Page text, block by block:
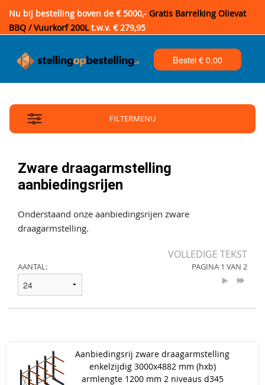
Nu bij bestelling boven de € 5000,- Gratis Barrelking Olievat
BBQ / Vuurkorf 200Lt.w.v. € 279,95
Bestel €0,00
FILTERMENU
Zware draagarmstelling
aanbiedingsrijen
Onderstaand onze aanbiedingsrijen zware
draagarmstelling.
VOLLEDIGE TEKST
AANTAL: PAGINA 1 VAN 2
Aanbiedingsrij zware draagarmstelling
enkelzijdig 3000x4882 mm (hxb)
armlengte 1200 mm 2 niveaus d345